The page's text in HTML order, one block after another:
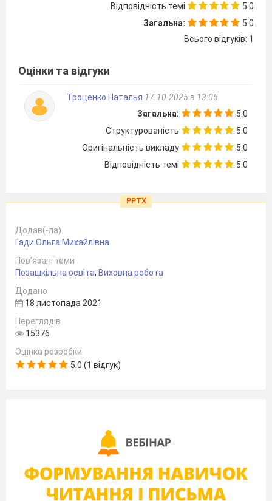
Відповідність темі
5.0
Загальна:
5.0
Всього відгуків: 1
Оцінки та відгуки
Троценко Наталья 17.10.2025 в 13:05
Загальна:
5.0
Структурованість
5.0
Оригінальність викладу
5.0
Відповідність темі
5.0
PPTX
Додав(-ла)
Гади Ольга Михайлівна
Пов’язані теми
Позашкільна освіта, Виховна робота
Додано
18 листопада 2021
Переглядів
15376
Оцінка розробки
5.0 (1 відгук)